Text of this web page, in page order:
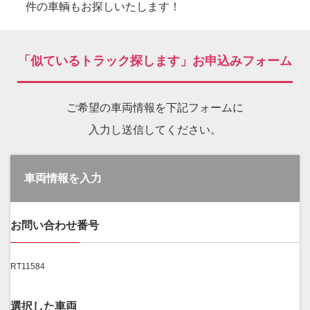
件の車輌もお探しいたします！
「似ているトラック探します」お申込みフォーム
ご希望の車両情報を下記フォームに
入力し送信してください。
車両情報を入力
お問い合わせ番号
RT11584
選択した車両